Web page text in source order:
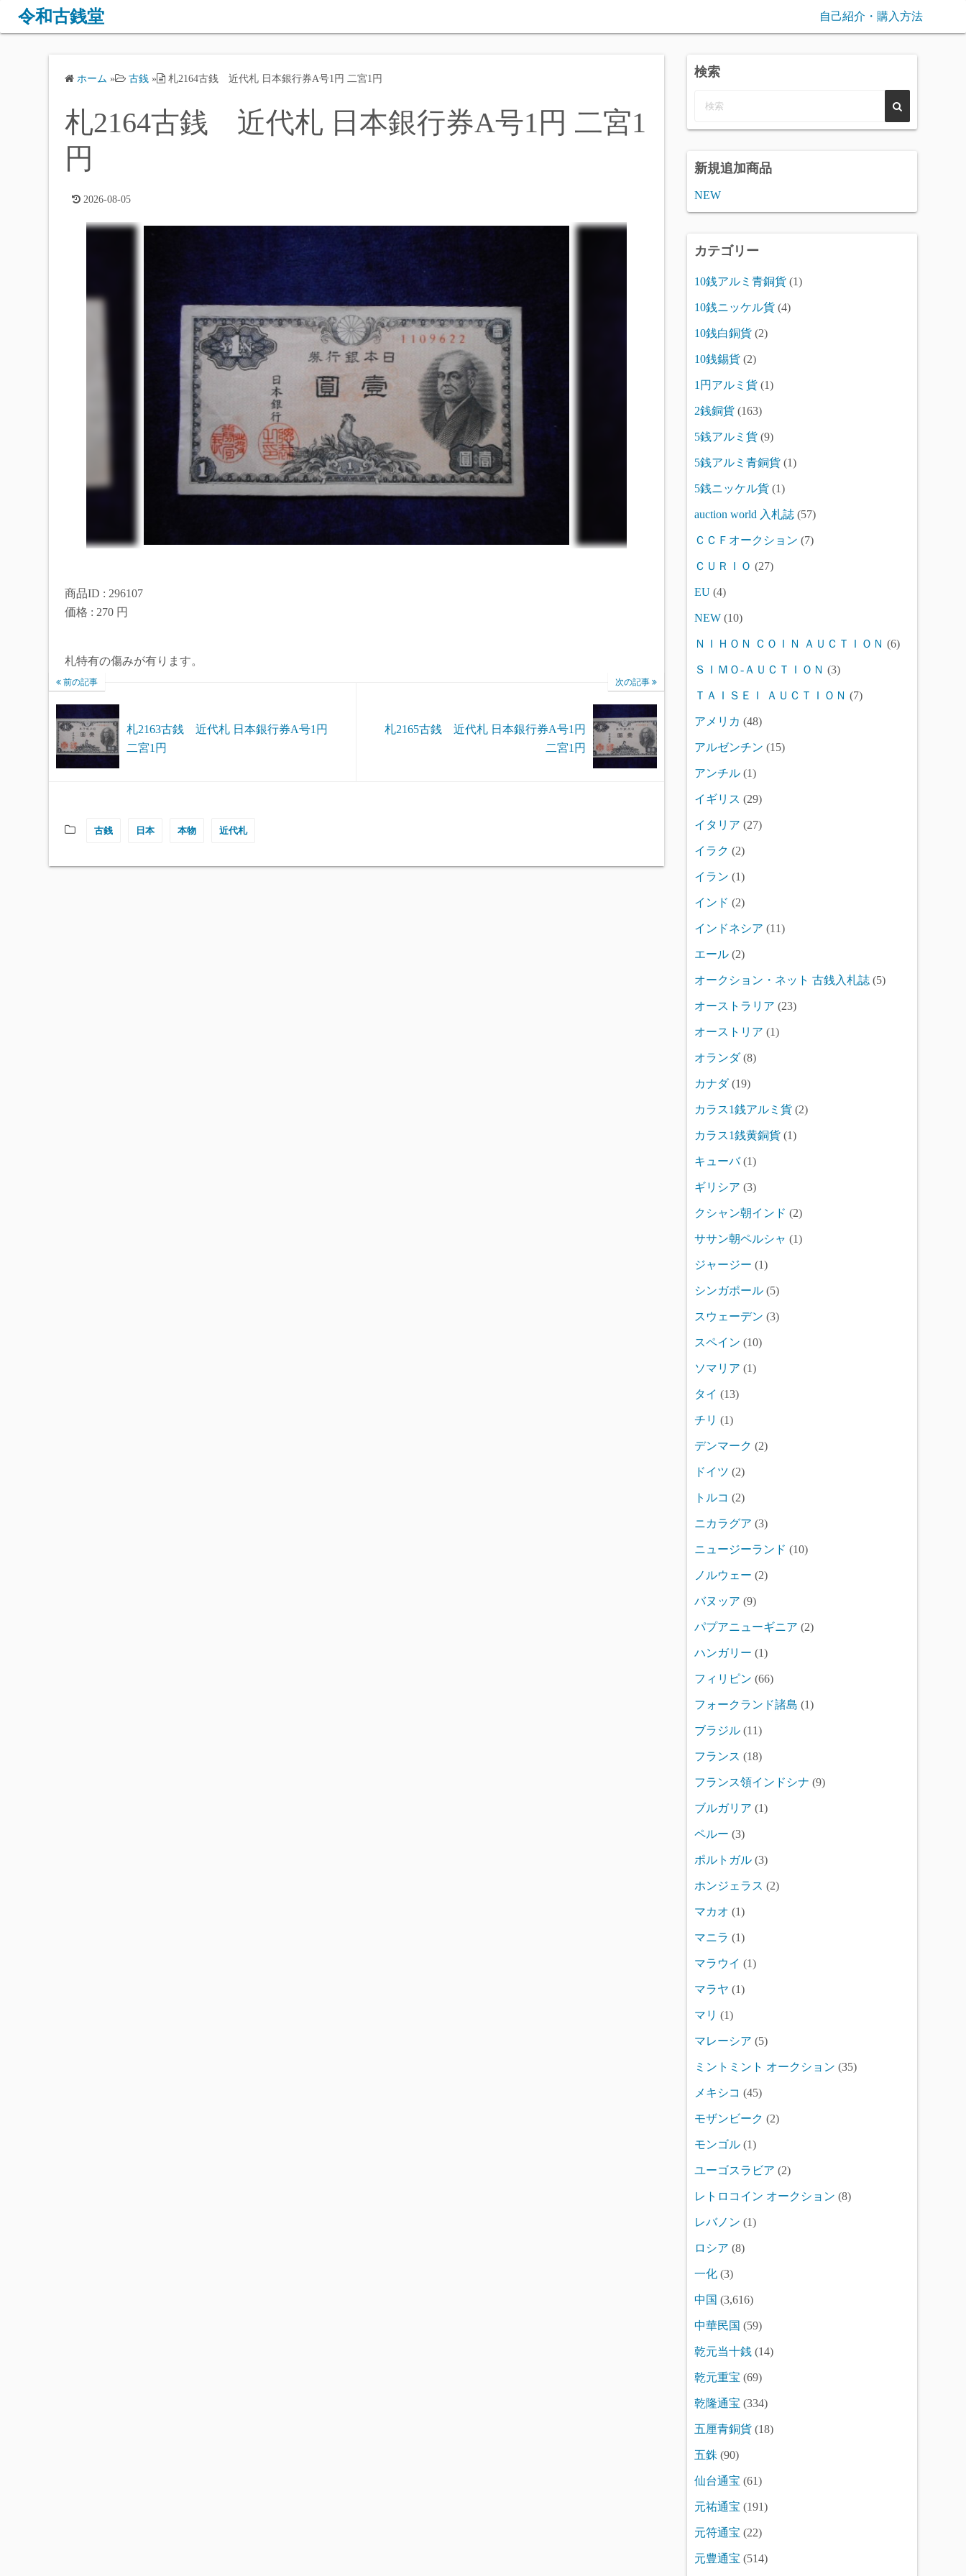
令和古銭堂 自己紹介・購入方法
ホーム » 古銭 » 札2164古銭 近代札 日本銀行券A号1円 二宮1円
札2164古銭 近代札 日本銀行券A号1円 二宮1
円
2026-08-05
商品ID : 296107
価格 : 270 円
札特有の傷みが有ります。
前の記事
札2163古銭 近代札 日本銀行券A号1円
二宮1円
次の記事
札2165古銭 近代札 日本銀行券A号1円
二宮1円
古銭 日本 本物 近代札
検索
新規追加商品
NEW
カテゴリー
10銭アルミ青銅貨 (1)
10銭ニッケル貨 (4)
10銭白銅貨 (2)
10銭錫貨 (2)
1円アルミ貨 (1)
2銭銅貨 (163)
5銭アルミ貨 (9)
5銭アルミ青銅貨 (1)
5銭ニッケル貨 (1)
auction world 入札誌 (57)
ＣＣＦオークション (7)
ＣＵＲＩＯ (27)
EU (4)
NEW (10)
ＮＩＨＯＮ ＣＯＩＮ ＡＵＣＴＩＯＮ (6)
ＳＩＭＯ-ＡＵＣＴＩＯＮ (3)
ＴＡＩＳＥＩ ＡＵＣＴＩＯＮ (7)
アメリカ (48)
アルゼンチン (15)
アンチル (1)
イギリス (29)
イタリア (27)
イラク (2)
イラン (1)
インド (2)
インドネシア (11)
エール (2)
オークション・ネット 古銭入札誌 (5)
オーストラリア (23)
オーストリア (1)
オランダ(8)
カナダ(19)
カラス1銭アルミ貨 (2)
カラス1銭黄銅貨 (1)
キューバ(1)
ギリシア (3)
クシャン朝インド (2)
ササン朝ペルシャ (1)
ジャージー (1)
シンガポール (5)
スウェーデン (3)
スペイン (10)
ソマリア (1)
タイ (13)
チリ (1)
デンマーク (2)
ドイツ (2)
トルコ (2)
ニカラグア (3)
ニュージーランド (10)
ノルウェー (2)
バヌッア (9)
パプアニューギニア (2)
ハンガリー (1)
フィリピン (66)
フォークランド諸島 (1)
ブラジル (11)
フランス (18)
フランス領インドシナ (9)
ブルガリア (1)
ペルー (3)
ポルトガル (3)
ホンジェラス (2)
マカオ (1)
マニラ (1)
マラウイ (1)
マラヤ (1)
マリ (1)
マレーシア (5)
ミントミント オークション (35)
メキシコ (45)
モザンビーク (2)
モンゴル (1)
ユーゴスラビア (2)
レトロコイン オークション (8)
レバノン (1)
ロシア (8)
一化 (3)
中国 (3,616)
中華民国 (59)
乾元当十銭 (14)
乾元重宝 (69)
乾隆通宝 (334)
五厘青銅貨 (18)
五銖 (90)
仙台通宝 (61)
元祐通宝 (191)
元符通宝 (22)
元豊通宝 (514)